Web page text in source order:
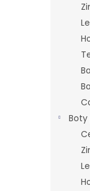
Boty